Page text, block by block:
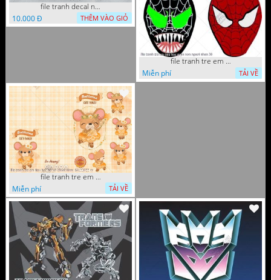
file tranh decal noel huou nai cay thong giang sinh 28112024 h
10.000 Đ
THÊM VÀO GIỎ
file tranh tre em tieu hoc man non nguoi nhen 36
Miễn phí
TẢI VỀ
file tranh tre em tieu hoc bia vo chuot nhay 16122022 vy
Miễn phí
TẢI VỀ